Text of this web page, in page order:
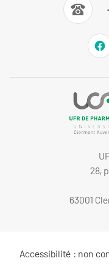
28,
63001
Accessibilité : non